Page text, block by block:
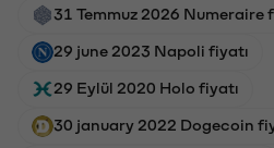
31 Temmuz 2026 Numeraire
29 june 2023 Napoli fiyatı
29 Eylül 2020 Holo fiyatı
30 january 2022 Dogecoin